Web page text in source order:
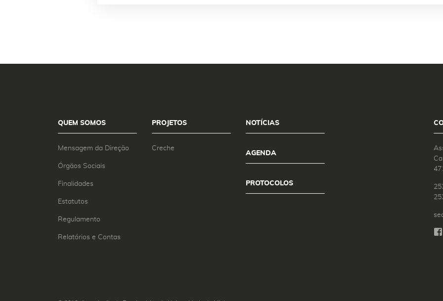
QUEM SOMOS
Mensagem da Direção
Órgãos Sociais
Finalidades
Estatutos
Regulamento
Relatórios e Contas
PROJETOS
Creche
NOTÍCIAS
AGENDA
PROTOCOLOS